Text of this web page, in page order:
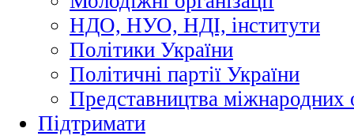
НДО, НУО, НДІ, інститути
Політики України
Політичні партії України
Представництва міжнародних
Підтримати